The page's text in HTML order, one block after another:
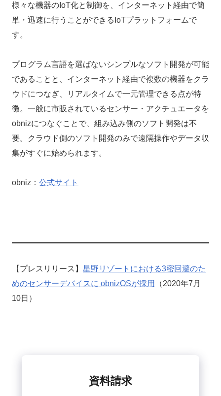
様々な機器のIoT化と制御を、インターネット経由で簡
単・迅速に行うことができるIoTプラットフォームで
す。
プログラム言語を選ばないシンプルなソフト開発が可能
であることと、インターネット経由で複数の機器をクラ
ウドにつなぎ、リアルタイムで一元管理できる点が特
徴。一般に市販されているセンサー・アクチュエータを
obnizにつなぐことで、組み込み側のソフト開発は不
要。クラウド側のソフト開発のみで遠隔操作やデータ収
集がすぐに始められます。
obniz： 公式サイト
【プレスリリース】 星野リゾートにおける3密回避のた
めのセンサーデバイスに obnizOSが採用
（2020年7月
10日）
資料請求